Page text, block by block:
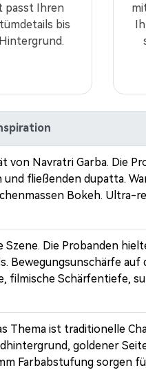
passt Ihren
bis
von Navratri Garba. Die
fließenden dupatta.
Bokeh. Ultra-
Die Probanden
auf
filmische Schärfentiefe,
Thema ist traditionelle
goldener
Farbabstufung sorgen